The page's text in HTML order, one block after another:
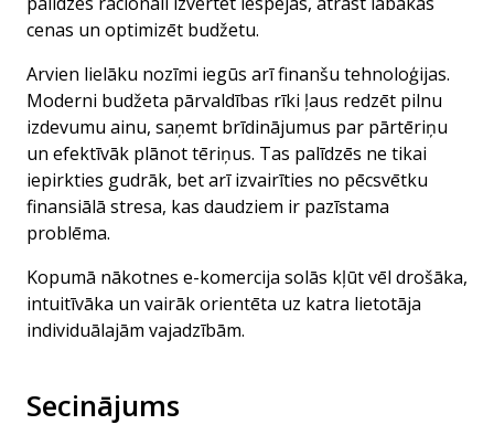
cenas un optimizēt budžetu.
Arvien lielāku nozīmi iegūs arī finanšu tehnoloģijas.
Moderni budžeta pārvaldības rīki ļaus redzēt pilnu
izdevumu ainu, saņemt brīdinājumus par pārtēriņu
un efektīvāk plānot tēriņus. Tas palīdzēs ne tikai
iepirkties gudrāk, bet arī izvairīties no pēcsvētku
finansiālā stresa, kas daudziem ir pazīstama
problēma.
Kopumā nākotnes e-komercija solās kļūt vēl drošāka,
intuitīvāka un vairāk orientēta uz katra lietotāja
individuālajām vajadzībām.
Secinājums